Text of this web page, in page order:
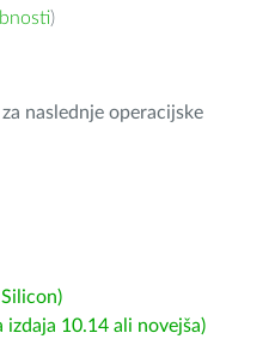
)
naslednje operacijske
izdaja 10.14 ali novejša)